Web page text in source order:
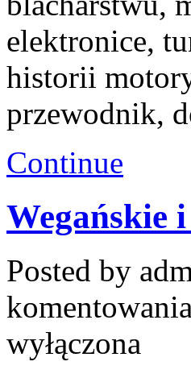
elektronice,
historii
przewodnik,
Continue
Wegańskie
Posted by
komentowania
wyłączona